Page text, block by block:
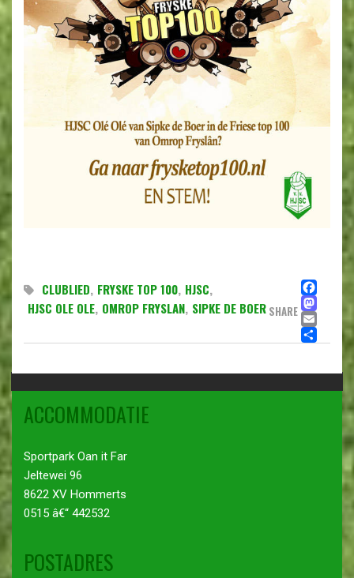
CLUBLIED, FRYSKE TOP 100, HJSC,
HJSC OLE OLE, OMROP FRYSLAN, SIPKE DE BOER SHARE
ACCOMMODATIE
Sportpark Oan it Far
Jeltewei 96
8622 XV Hommerts
0515 â€“ 442532
POSTADRES